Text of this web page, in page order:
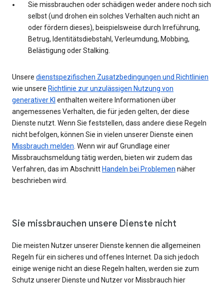
Sie missbrauchen oder schädigen weder andere noch sich
selbst (und drohen ein solches Verhalten auch nicht an
oder fördern dieses), beispielsweise durch Irreführung,
Betrug, Identitätsdiebstahl, Verleumdung, Mobbing,
Belästigung oder Stalking.
Unsere dienstspezifischen Zusatzbedingungen und Richtlinien
wie unsere Richtlinie zur unzulässigen Nutzung von
generativer KI enthalten weitere Informationen über
angemessenes Verhalten, die für jeden gelten, der diese
Dienste nutzt. Wenn Sie feststellen, dass andere diese Regeln
nicht befolgen, können Sie in vielen unserer Dienste einen
Missbrauch melden. Wenn wir auf Grundlage einer
Missbrauchsmeldung tätig werden, bieten wir zudem das
Verfahren, das im Abschnitt Handeln bei Problemen näher
beschrieben wird.
Sie missbrauchen unsere Dienste nicht
Die meisten Nutzer unserer Dienste kennen die allgemeinen
Regeln für ein sicheres und offenes Internet. Da sich jedoch
einige wenige nicht an diese Regeln halten, werden sie zum
Schutz unserer Dienste und Nutzer vor Missbrauch hier